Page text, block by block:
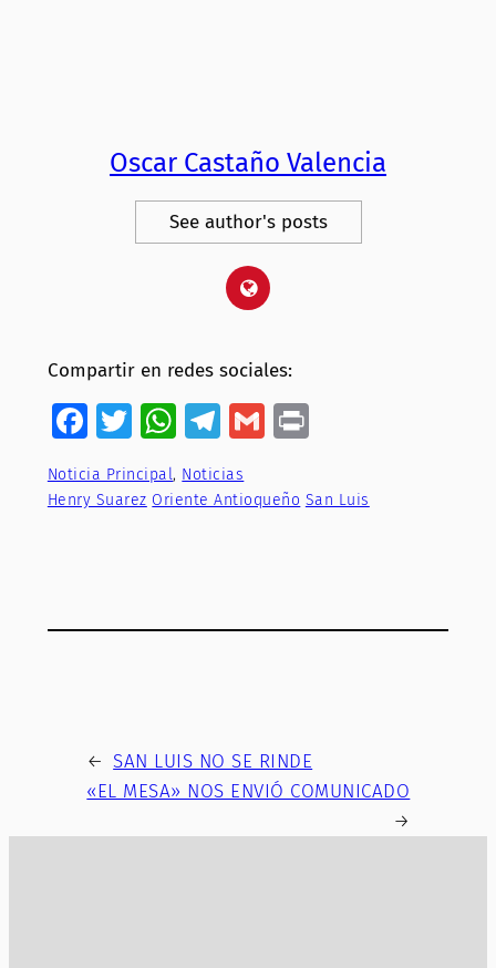
Oscar Castaño Valencia
See author's posts
Compartir en redes sociales:
Facebook
Twitter
WhatsApp
Telegram
Gmail
Noticia Principal, Noticias
Henry Suarez Oriente Antioqueño San Luis
← SAN LUIS NO SE RINDE
«EL MESA» NOS ENVIÓ COMUNICADO
→